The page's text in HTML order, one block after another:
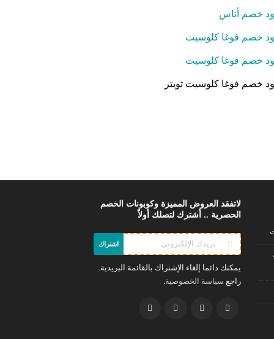
خصم أناس
خصم فوغا كلوسيت
خصم فوغا كلوسيت
خصم فوغا كلوسيت تويتر
لاتفقد العروض المميزة وكوبونات الخصم
الحصرية .. أشترك لتصلك أولاً
اشتراك
يمكنك دائما إلغاء الإشتراك بالقائمة البريدية.
راجع سياسة الخصوصية.